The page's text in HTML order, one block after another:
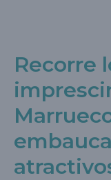
Recorre